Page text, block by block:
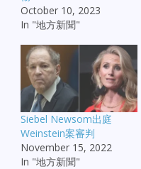
October 10, 2023
In "地方新聞"
Siebel Newsom出庭
Weinstein案審判
November 15, 2022
In "地方新聞"